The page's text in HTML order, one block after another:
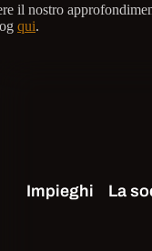
il nostro
qui.